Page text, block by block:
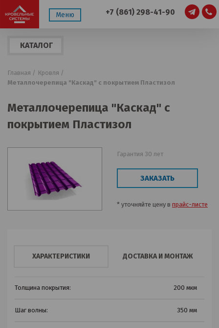
Меню +7 (861) 298-41-90
КАТАЛОГ
Главная / Кровля /
Металлочерепица "Каскад" с покрытием Пластизол
Металлочерепица "Каскад" с
покрытием Пластизол
Гарантия 30 лет
ЗАКАЗАТЬ
* уточняйте цену в прайс-листе
ХАРАКТЕРИСТИКИ ДОСТАВКА И МОНТАЖ
Толщина покрытия: 200 мкм
Шаг волны: 350 мм